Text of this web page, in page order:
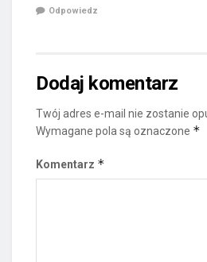
Odpowiedz
Dodaj komentarz
Twój adres e-mail nie zostanie
Wymagane pola są oznaczone *
Komentarz *